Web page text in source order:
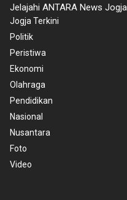
Jelajahi ANTARA News Jogja
Jogja Terkini
Politik
Peristiwa
Ekonomi
Olahraga
Pendidikan
Nasional
Nusantara
Foto
Video